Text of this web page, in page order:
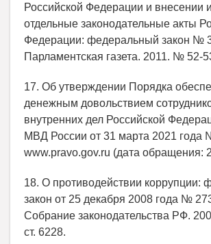
Российской Федерации и внесении
отдельные законодательные акты
Федерации: федеральный закон №
Парламентская газета. 2011. № 52-
17. Об утверждении Порядка
денежным довольствием
внутренних дел Российской
МВД России от 31 марта 2021 года
www.pravo.gov.ru (дата обращения:
18. О противодействии коррупции:
закон от 25 декабря 2008 года №
Собрание законодательства РФ.
ст. 6228.